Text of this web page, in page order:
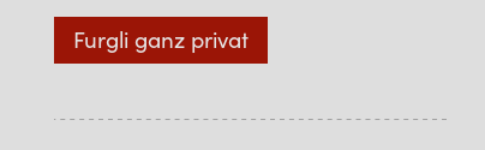
Furgli ganz privat